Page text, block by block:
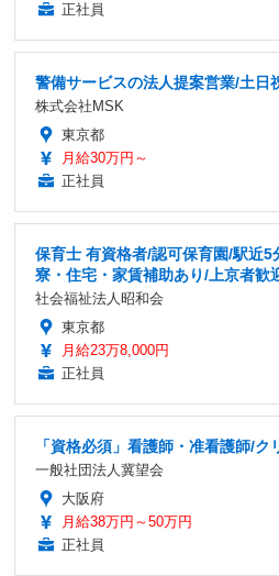
正社員
警備サービスの法人提案営業/土日
株式会社MSK
東京都
月給30万円～
正社員
保育士 有資格者/認可保育園/駅近
寮・住宅・家賃補助あり/上京者歓
社会福祉法人昭和会
東京都
月給23万8,000円
正社員
「資格必須」看護師・准看護師/ク
一般社団法人冀望会
大阪府
月給38万円～50万円
正社員